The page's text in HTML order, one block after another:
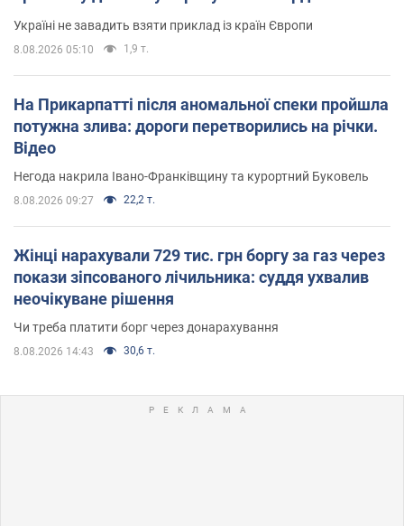
Україні не завадить взяти приклад із країн Європи
8.08.2026 05:10 1,9 т.
На Прикарпатті після аномальної спеки пройшла
потужна злива: дороги перетворились на річки.
Відео
Негода накрила Івано-Франківщину та курортний Буковель
8.08.2026 09:27 22,2 т.
Жінці нарахували 729 тис. грн боргу за газ через
покази зіпсованого лічильника: суддя ухвалив
неочікуване рішення
Чи треба платити борг через донарахування
8.08.2026 14:43 30,6 т.